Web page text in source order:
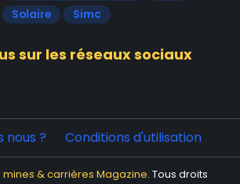
Solaire Simc
sur les réseaux sociaux
nous ? Conditions d'utilisation
& carrières Magazine. Tous droits